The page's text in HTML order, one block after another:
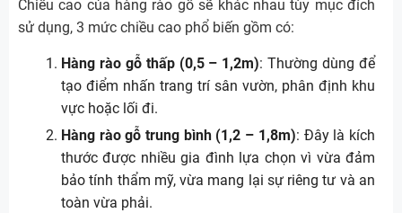
Chiều cao của hàng rào gỗ sẽ khác nhau tùy mục đích
sử dụng, 3 mức chiều cao phổ biến gồm có:
Hàng rào gỗ thấp (0,5 – 1,2m): Thường dùng để
tạo điểm nhấn trang trí sân vườn, phân định khu
vực hoặc lối đi.
Hàng rào gỗ trung bình (1,2 – 1,8m): Đây là kích
thước được nhiều gia đình lựa chọn vì vừa đảm
bảo tính thẩm mỹ, vừa mang lại sự riêng tư và an
toàn vừa phải.